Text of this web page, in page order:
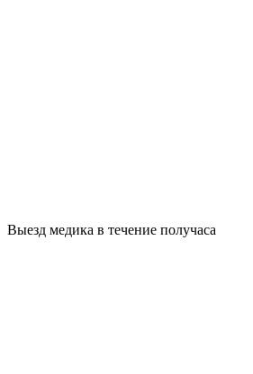
Выезд медика в течение получаса